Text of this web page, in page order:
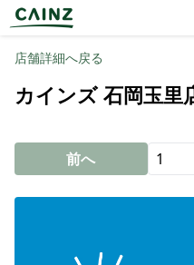
店舗詳細へ戻る
カインズ 石岡玉里
前へ